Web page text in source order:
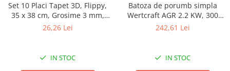
Articole si accesorii pentru baie
Baterii baie
Set 10 Placi Tapet 3D, Flippy,
35 x 38 cm, Grosime 3 mm,
din Polietilena, Model
Galbena
26,26 Lei
IN STOC
Batoza de porumb simpla
Wertcraft AGR 2.2 KW, 300
kg/h
242,61 Lei
IN STOC